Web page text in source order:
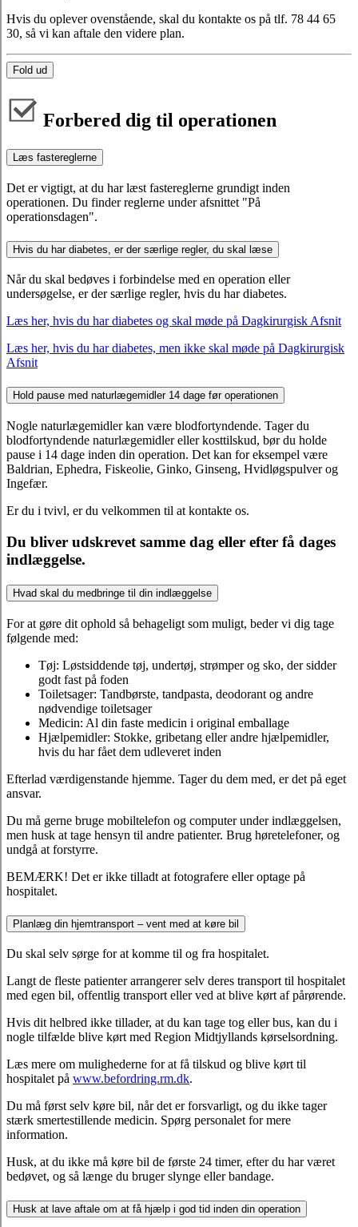
Hvis du oplever ovenstående, skal du kontakte os på tlf. 78 44 65
30, så vi kan aftale den videre plan.
Fold ud
Forbered dig til operationen
Læs fastereglerne
Det er vigtigt, at du har læst fastereglerne grundigt inden
operationen. Du finder reglerne under afsnittet "På
operationsdagen".
Hvis du har diabetes, er der særlige regler, du skal læse
Når du skal bedøves i forbindelse med en operation eller
undersøgelse, er der særlige regler, hvis du har diabetes.
Læs her, hvis du har diabetes og skal møde på Dagkirurgisk Afsnit
Læs her, hvis du har diabetes, men ikke skal møde på Dagkirurgisk
Afsnit
Hold pause med naturlægemidler 14 dage før operationen
Nogle naturlægemidler kan være blodfortyndende. Tager du
blodfortyndende naturlægemidler eller kosttilskud, bør du holde
pause i 14 dage inden din operation. Det kan for eksempel være
Baldrian, Ephedra, Fiskeolie, Ginko, Ginseng, Hvidløgspulver og
Ingefær.
Er du i tvivl, er du velkommen til at kontakte os.
Du bliver udskrevet samme dag eller efter få dages
indlæggelse.
Hvad skal du medbringe til din indlæggelse
For at gøre dit ophold så behageligt som muligt, beder vi dig tage
følgende med:
Tøj: Løstsiddende tøj, undertøj, strømper og sko, der sidder
godt fast på foden
Toiletsager: Tandbørste, tandpasta, deodorant og andre
nødvendige toiletsager
Medicin: Al din faste medicin i original emballage
Hjælpemidler: Stokke, gribetang eller andre hjælpemidler,
hvis du har fået dem udleveret inden
Efterlad værdigenstande hjemme. Tager du dem med, er det på eget
ansvar.
Du må gerne bruge mobiltelefon og computer under indlæggelsen,
men husk at tage hensyn til andre patienter. Brug høretelefoner, og
undgå at forstyrre.
BEMÆRK! Det er ikke tilladt at fotografere eller optage på
hospitalet.
Planlæg din hjemtransport – vent med at køre bil
Du skal selv sørge for at komme til og fra hospitalet.
Langt de fleste patienter arrangerer selv deres transport til hospitalet
med egen bil, offentlig transport eller ved at blive kørt af pårørende.
Hvis dit helbred ikke tillader, at du kan tage tog eller bus, kan du i
nogle tilfælde blive kørt med Region Midtjyllands kørselsordning.
Læs mere om mulighederne for at få tilskud og blive kørt til
hospitalet på www.befordring.rm.dk.
Du må først selv køre bil, når det er forsvarligt, og du ikke tager
stærk smertestillende medicin. Spørg personalet for mere
information.
Husk, at du ikke må køre bil de første 24 timer, efter du har været
bedøvet, og så længe du bruger slynge eller bandage.
Husk at lave aftale om at få hjælp i god tid inden din operation